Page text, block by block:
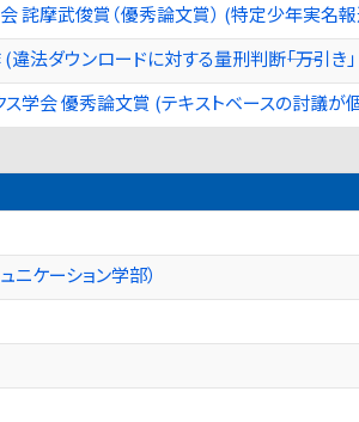
詫摩武俊賞（優秀論文賞） (特定少年実名報
ダウンロードに対する量刑判断――「万引き」
ス学会 優秀論文賞 (テキストベースの討議が
ニケーション学部）